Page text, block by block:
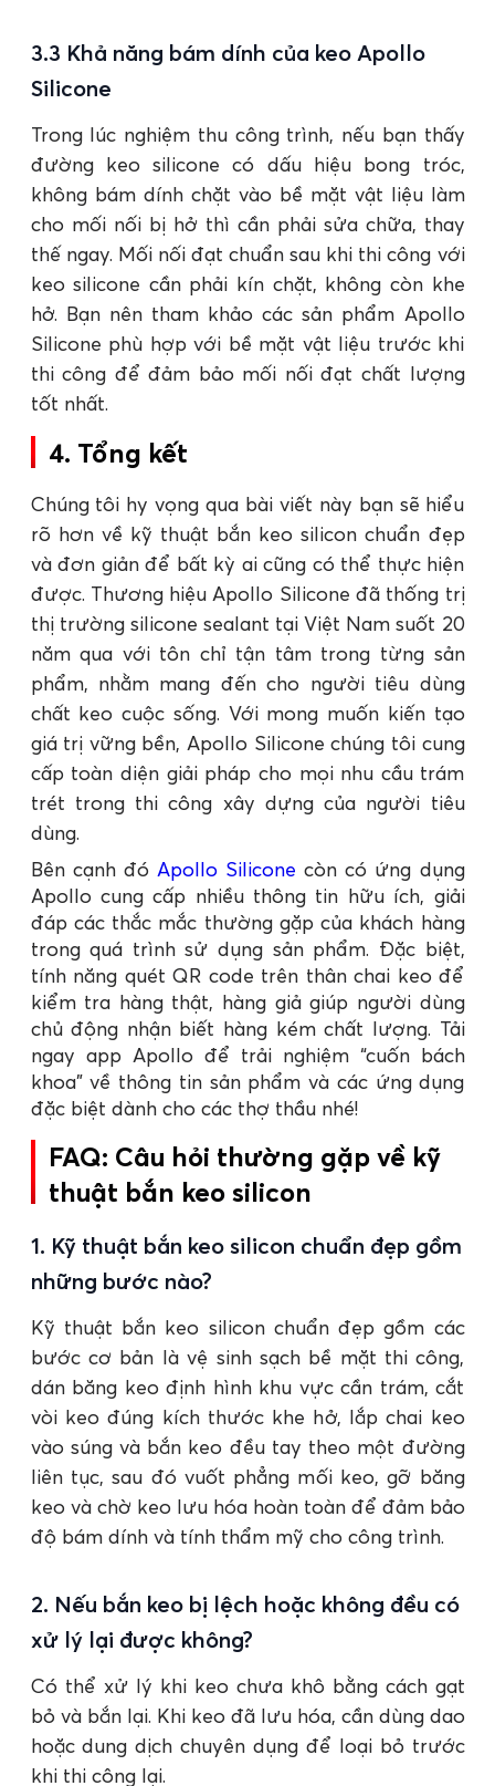
3.3 Khả năng bám dính của keo Apollo
Silicone
Trong lúc nghiệm thu công trình, nếu bạn thấy
đường keo silicone có dấu hiệu bong tróc,
không bám dính chặt vào bề mặt vật liệu làm
cho mối nối bị hở thì cần phải sửa chữa, thay
thế ngay. Mối nối đạt chuẩn sau khi thi công với
keo silicone cần phải kín chặt, không còn khe
hở. Bạn nên tham khảo các sản phẩm Apollo
Silicone phù hợp với bề mặt vật liệu trước khi
thi công để đảm bảo mối nối đạt chất lượng
tốt nhất.
4. Tổng kết
Chúng tôi hy vọng qua bài viết này bạn sẽ hiểu
rõ hơn về kỹ thuật bắn keo silicon chuẩn đẹp
và đơn giản để bất kỳ ai cũng có thể thực hiện
được. Thương hiệu Apollo Silicone đã thống trị
thị trường silicone sealant tại Việt Nam suốt 20
năm qua với tôn chỉ tận tâm trong từng sản
phẩm, nhằm mang đến cho người tiêu dùng
chất keo cuộc sống. Với mong muốn kiến tạo
giá trị vững bền, Apollo Silicone chúng tôi cung
cấp toàn diện giải pháp cho mọi nhu cầu trám
trét trong thi công xây dựng của người tiêu
dùng.
Bên cạnh đó Apollo Silicone còn có ứng dụng
Apollo cung cấp nhiều thông tin hữu ích, giải
đáp các thắc mắc thường gặp của khách hàng
trong quá trình sử dụng sản phẩm. Đặc biệt,
tính năng quét QR code trên thân chai keo để
kiểm tra hàng thật, hàng giả giúp người dùng
chủ động nhận biết hàng kém chất lượng. Tải
ngay app Apollo để trải nghiệm “cuốn bách
khoa” về thông tin sản phẩm và các ứng dụng
đặc biệt dành cho các thợ thầu nhé!
FAQ: Câu hỏi thường gặp về kỹ
thuật bắn keo silicon
1. Kỹ thuật bắn keo silicon chuẩn đẹp gồm
những bước nào?
Kỹ thuật bắn keo silicon chuẩn đẹp gồm các
bước cơ bản là vệ sinh sạch bề mặt thi công,
dán băng keo định hình khu vực cần trám, cắt
vòi keo đúng kích thước khe hở, lắp chai keo
vào súng và bắn keo đều tay theo một đường
liên tục, sau đó vuốt phẳng mối keo, gỡ băng
keo và chờ keo lưu hóa hoàn toàn để đảm bảo
độ bám dính và tính thẩm mỹ cho công trình.
2. Nếu bắn keo bị lệch hoặc không đều có
xử lý lại được không?
Có thể xử lý khi keo chưa khô bằng cách gạt
bỏ và bắn lại. Khi keo đã lưu hóa, cần dùng dao
hoặc dung dịch chuyên dụng để loại bỏ trước
khi thi công lại.